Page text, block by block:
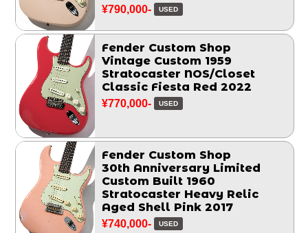
¥790,000- USED
Fender Custom Shop
Vintage Custom 1959
Stratocaster NOS/Closet
Classic Fiesta Red 2022
¥770,000- USED
Fender Custom Shop
30th Anniversary Limited
Custom Built 1960
Stratocaster Heavy Relic
Aged Shell Pink 2017
¥740,000- USED